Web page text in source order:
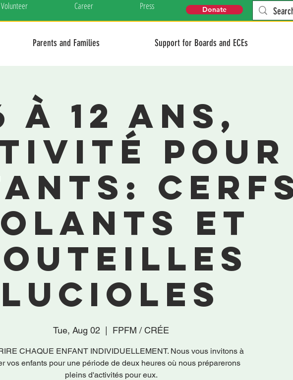
Volunteer Career Press Donate
Parents and Families Support for Boards and ECEs
à 12 ans,
pour
et
lucioles
Tue, Aug 02 FPFM / CRÉE
CHAQUE ENFANT INDIVIDUELLEMENT. Nous vous invitons à
vos enfants pour une période de deux heures où nous préparerons
pleins d'activités pour eux.